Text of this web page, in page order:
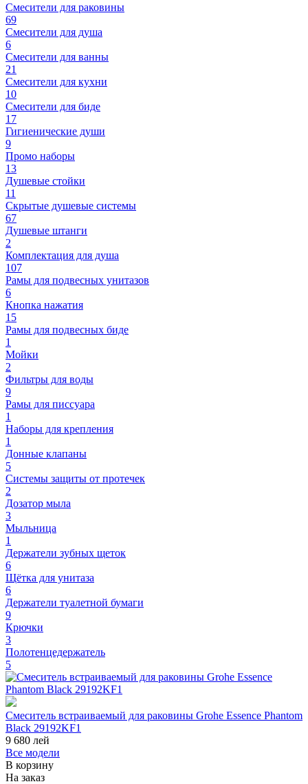
Смесители для раковины
69
Смесители для душа
6
Смесители для ванны
21
Смесители для кухни
10
Смесители для биде
17
Гигиенические души
9
Промо наборы
13
Душевые стойки
11
Скрытые душевые системы
67
Душевые штанги
2
Комплектация для душа
107
Рамы для подвесных унитазов
6
Кнопка нажатия
15
Рамы для подвесных биде
1
Мойки
2
Фильтры для воды
9
Рамы для писсуара
1
Наборы для крепления
1
Донные клапаны
5
Системы защиты от протечек
2
Дозатор мыла
3
Мыльница
1
Держатели зубных щеток
6
Щётка для унитаза
6
Держатели туалетной бумаги
9
Крючки
3
Полотенцедержатель
5
Смеситель встраиваемый для раковины Grohe Essence Phantom
Black 29192KF1
9 680 лей
Все модели
В корзину
На заказ